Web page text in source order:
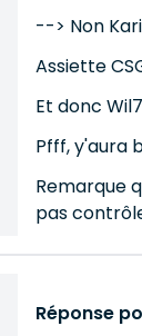
--> Non
Assiette
Et donc
Pfff, y'aura
Remarque
pas
Réponse